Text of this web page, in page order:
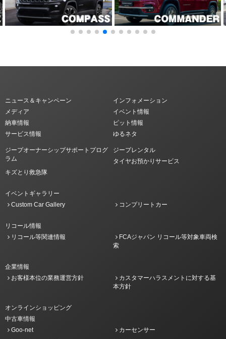
ニュース＆キャンペーン
インフォメーション
メディア
イベント情報
納車情報
ピット情報
サービス情報
ゆるネタ
ジープオーナーシップサポートプログ
ラム
ジープレンタル
タイヤお預かりサービス
キズとり救急隊
イベントギャラリー
Custom Car Gallery
コンプリートカー
リコール情報
リコール等関連情報
FCAジャパン リコール等対象車両検
索
企業情報
お客様本位の業務運営方針
カスタマーハラスメントに対する基
本方針
オンラインショッピング
中古車情報
Goo-net
カーセンサー